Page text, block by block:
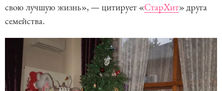
свою лучшую жизнь», — цитирует «СтарХит» друга
семейства.